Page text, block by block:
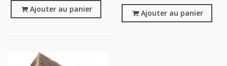
Ajouter au panier Ajouter au panier